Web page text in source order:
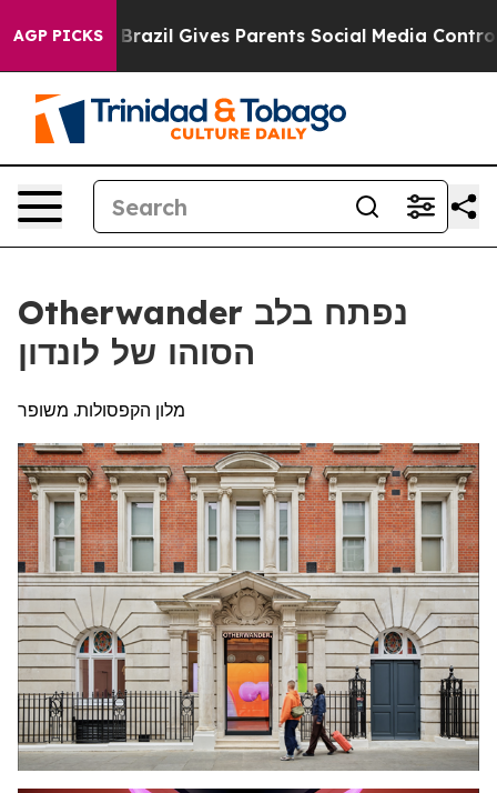
AGP PICKS
Brazil Gives Parents Social Media Controls for
Otherwander נפתח בלב
הסוהו של לונדון
מלון הקפסולות. משופר